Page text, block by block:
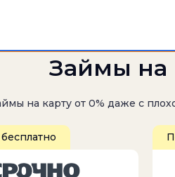
Займы на
на карту от 0% даже с